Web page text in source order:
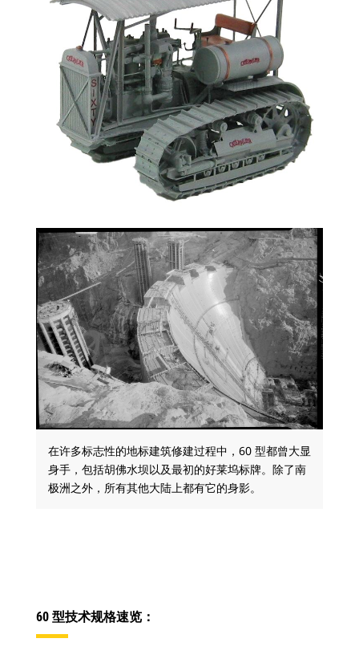
在许多标志性的地标建筑修建过程中，60 型都曾大显
身手，包括胡佛水坝以及最初的好莱坞标牌。除了南
极洲之外，所有其他大陆上都有它的身影。
60 型技术规格速览：